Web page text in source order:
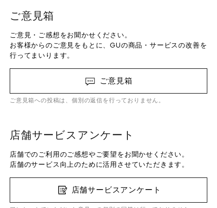
ご意見箱
ご意見・ご感想をお聞かせください。
お客様からのご意見をもとに、GUの商品・サービスの改善を
行ってまいります。
ご意見箱
ご意見箱への投稿は、個別の返信を行っておりません。
店舗サービスアンケート
店舗でのご利用のご感想やご要望をお聞かせください。
店舗のサービス向上のために活用させていただきます。
店舗サービスアンケート